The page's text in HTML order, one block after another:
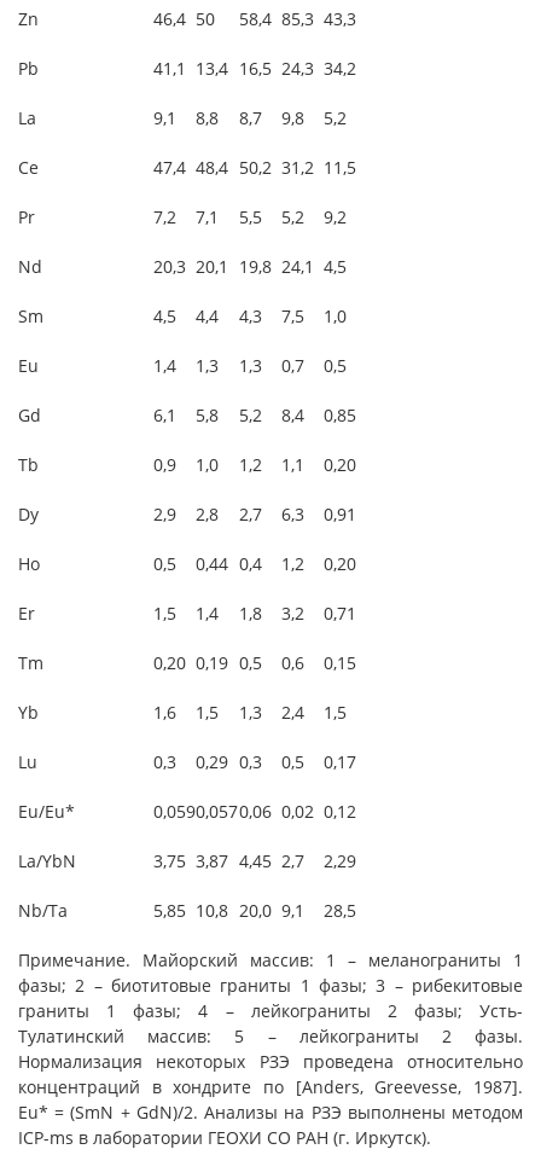
Zn 46,4 50 58,4 85,3 43,3
Pb 41,1 13,4 16,5 24,3 34,2
La 9,1 8,8 8,7 9,8 5,2
Ce 47,4 48,4 50,2 31,2 11,5
Pr 7,2 7,1 5,5 5,2 9,2
Nd 20,3 20,1 19,8 24,1 4,5
Sm 4,5 4,4 4,3 7,5 1,0
Eu 1,4 1,3 1,3 0,7 0,5
Gd 6,1 5,8 5,2 8,4 0,85
Tb 0,9 1,0 1,2 1,1 0,20
Dy 2,9 2,8 2,7 6,3 0,91
Ho 0,5 0,44 0,4 1,2 0,20
Er 1,5 1,4 1,8 3,2 0,71
Tm 0,20 0,19 0,5 0,6 0,15
Yb 1,6 1,5 1,3 2,4 1,5
Lu 0,3 0,29 0,3 0,5 0,17
Eu/Eu* 0,0590,0570,06 0,02 0,12
La/YbN 3,75 3,87 4,45 2,7 2,29
Nb/Ta 5,85 10,8 20,0 9,1 28,5
Примечание. Майорский массив: 1 – меланограниты 1
фазы; 2 – биотитовые граниты 1 фазы; 3 – рибекитовые
граниты 1 фазы; 4 – лейкограниты 2 фазы; Усть-
Тулатинский массив: 5 – лейкограниты 2 фазы.
Нормализация некоторых РЗЭ проведена относительно
концентраций в хондрите по [Anders, Greevesse, 1987].
Eu* = (SmN + GdN)/2. Анализы на РЗЭ выполнены методом
ICP-ms в лаборатории ГЕОХИ СО РАН (г. Иркутск).